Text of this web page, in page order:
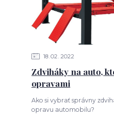
18 02 2022
Zdviháky na auto,
opravami
Ako si vybrať správny
opravu automobilu?